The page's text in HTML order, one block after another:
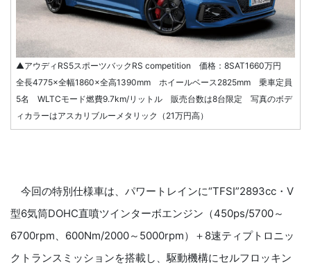
▲アウディRS5スポーツバックRS competition 価格：8SAT1660万円
全長4775×全幅1860×全高1390mm ホイールベース2825mm 乗車定員
5名 WLTCモード燃費9.7km/リットル 販売台数は8台限定 写真のボデ
ィカラーはアスカリブルーメタリック（21万円高）
今回の特別仕様車は、パワートレインに“TFSI”2893cc・V
型6気筒DOHC直噴ツインターボエンジン（450ps/5700～
6700rpm、600Nm/2000～5000rpm）＋8速ティプトロニッ
クトランスミッションを搭載し、駆動機構にセルフロッキン